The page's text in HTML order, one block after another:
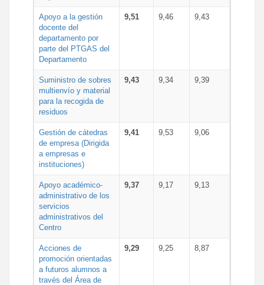
Apoyo a la gestión
docente del
departamento por
parte del PTGAS del
Departamento
9,51 9,46 9,43
Suministro de sobres
multienvío y material
para la recogida de
residuos
9,43 9,34 9,39
Gestión de cátedras
de empresa (Dirigida
a empresas e
instituciones)
9,41 9,53 9,06
Apoyo académico-
administrativo de los
servicios
administrativos del
Centro
9,37 9,17 9,13
Acciones de
promoción orientadas
a futuros alumnos a
través del Área de
9,29 9,25 8,87